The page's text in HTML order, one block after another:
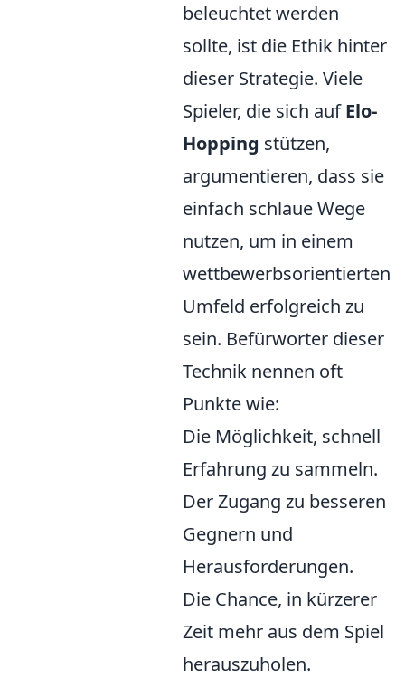
beleuchtet werden
sollte, ist die Ethik hinter
dieser Strategie. Viele
Spieler, die sich aufElo-
Hopping stützen,
argumentieren, dass sie
einfach schlaue Wege
nutzen, um in einem
wettbewerbsorientierten
Umfeld erfolgreich zu
sein. Befürworter dieser
Technik nennen oft
Punkte wie:
Die Möglichkeit, schnell
Erfahrung zu sammeln.
Der Zugang zu besseren
Gegnern und
Herausforderungen.
Die Chance, in kürzerer
Zeit mehr aus dem Spiel
herauszuholen.